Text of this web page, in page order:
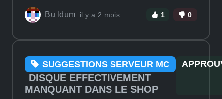
Buildum il y a 2 mois 1 0
SUGGESTIONS SERVEUR MC
DISQUE EFFECTIVEMENT
MANQUANT DANS LE SHOP